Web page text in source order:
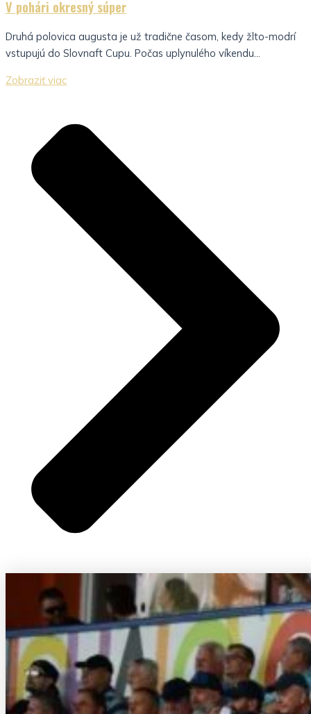
V pohári okresný súper
Druhá polovica augusta je už tradične časom, kedy žlto-modrí
vstupujú do Slovnaft Cupu. Počas uplynulého víkendu...
Zobraziť viac